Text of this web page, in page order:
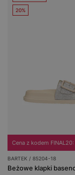
20%
Cena z kodem FINAL20:
BARTEK / 85204-18